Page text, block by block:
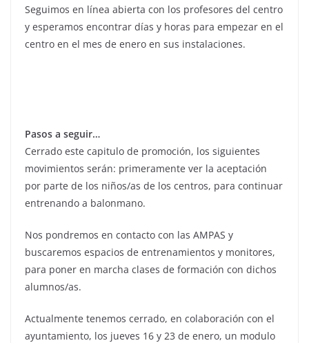
Seguimos en línea abierta con los profesores del centro
y esperamos encontrar días y horas para empezar en el
centro en el mes de enero en sus instalaciones.
Pasos a seguir…
Cerrado este capitulo de promoción, los siguientes
movimientos serán: primeramente ver la aceptación
por parte de los niños/as de los centros, para continuar
entrenando a balonmano.
Nos pondremos en contacto con las AMPAS y
buscaremos espacios de entrenamientos y monitores,
para poner en marcha clases de formación con dichos
alumnos/as.
Actualmente tenemos cerrado, en colaboración con el
ayuntamiento, los jueves 16 y 23 de enero, un modulo